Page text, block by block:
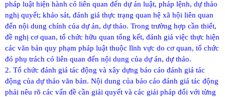
pháp luật hiện hành có liên quan đến dự án luật, pháp lệnh, dự thảo
nghị quyết; khảo sát, đánh giá thực trạng quan hệ xã hội liên quan
đến nội dung chính của dự án, dự thảo. Trong trường hợp cần thiết,
đề nghị cơ quan, tổ chức hữu quan tổng kết, đánh giá việc thực hiện
các văn bản quy phạm pháp luật thuộc lĩnh vực do cơ quan, tổ chức
đó phụ trách có liên quan đến nội dung của dự án, dự thảo.
2. Tổ chức đánh giá tác động và xây dựng báo cáo đánh giá tác
động của dự thảo văn bản. Nội dung của báo cáo đánh giá tác động
phải nêu rõ các vấn đề cần giải quyết và các giải pháp đối với từng